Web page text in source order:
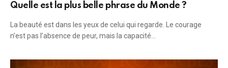
Quelle est la plus belle phrase du Monde ?
La beauté est dans les yeux de celui qui regarde. Le courage
n’est pas l’absence de peur, mais la capacité…